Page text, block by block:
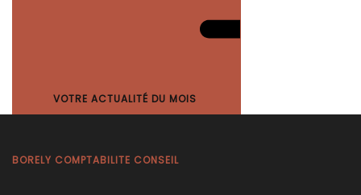
VOTRE ACTUALITÉ DU MOIS
BORELY COMPTABILITE CONSEIL